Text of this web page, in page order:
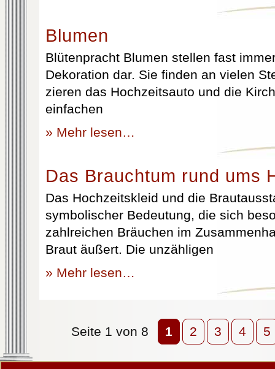
Blumen
Blütenpracht Blumen stellen fast
Dekoration dar. Sie finden an vielen
zieren das Hochzeitsauto und die
einfachen
» Mehr lesen…
Das Brauchtum rund ums
Das Hochzeitskleid und die
symbolischer Bedeutung, die sich
zahlreichen Bräuchen im
Braut äußert. Die unzähligen
» Mehr lesen…
Seite 1 von 8 1 2 3 4 5